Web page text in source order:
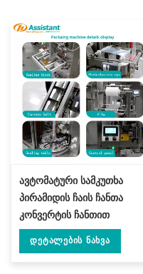
ავტომატური სამკუთხა
პირამიდის ჩაის ჩანთა
კონვერტის ჩანთით
შესაფუთი მანქანით DL-
SJB-4CW
Დეტალების Ნახვა